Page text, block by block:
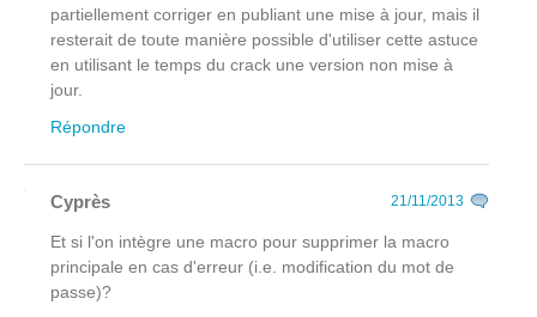
partiellement corriger en publiant une mise à jour, mais il
resterait de toute manière possible d'utiliser cette astuce
en utilisant le temps du crack une version non mise à
jour.
Répondre
Cyprès 21/11/2013
Et si l'on intègre une macro pour supprimer la macro
principale en cas d'erreur (i.e. modification du mot de
passe)?